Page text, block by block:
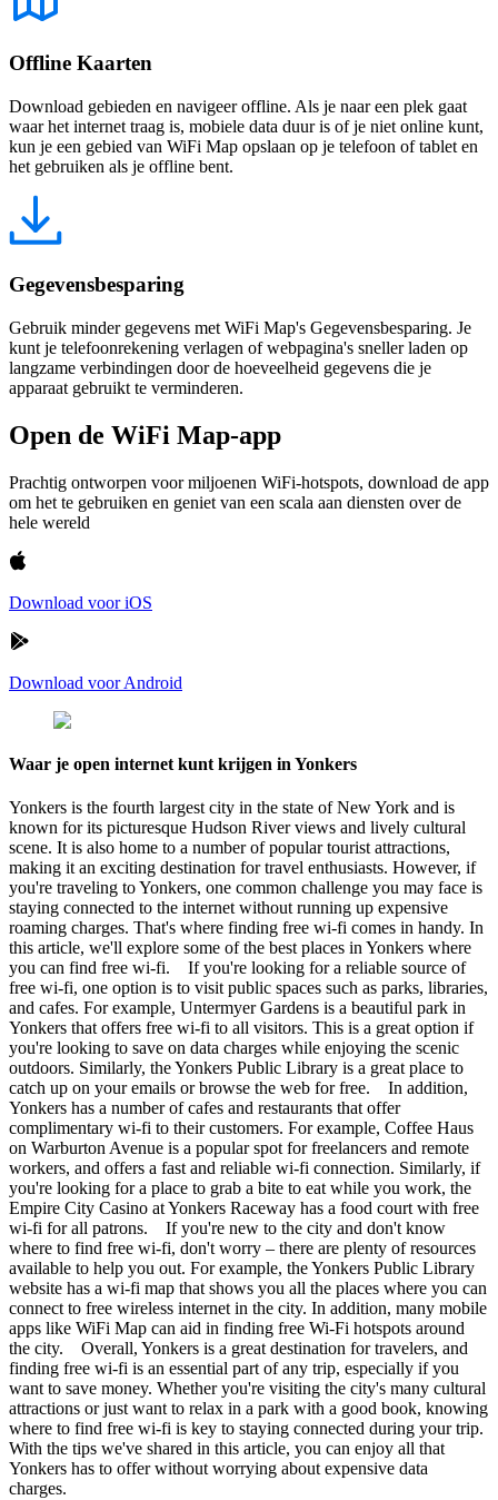
Offline Kaarten
Download gebieden en navigeer offline. Als je naar een plek gaat
waar het internet traag is, mobiele data duur is of je niet online kunt,
kun je een gebied van WiFi Map opslaan op je telefoon of tablet en
het gebruiken als je offline bent.
Gegevensbesparing
Gebruik minder gegevens met WiFi Map's Gegevensbesparing. Je
kunt je telefoonrekening verlagen of webpagina's sneller laden op
langzame verbindingen door de hoeveelheid gegevens die je
apparaat gebruikt te verminderen.
Open de WiFi Map-app
Prachtig ontworpen voor miljoenen WiFi-hotspots, download de app
om het te gebruiken en geniet van een scala aan diensten over de
hele wereld
Download voor iOS
Download voor Android
Waar je open internet kunt krijgen in Yonkers
Yonkers is the fourth largest city in the state of New York and is
known for its picturesque Hudson River views and lively cultural
scene. It is also home to a number of popular tourist attractions,
making it an exciting destination for travel enthusiasts. However, if
you're traveling to Yonkers, one common challenge you may face is
staying connected to the internet without running up expensive
roaming charges. That's where finding free wi-fi comes in handy. In
this article, we'll explore some of the best places in Yonkers where
you can find free wi-fi. If you're looking for a reliable source of
free wi-fi, one option is to visit public spaces such as parks, libraries,
and cafes. For example, Untermyer Gardens is a beautiful park in
Yonkers that offers free wi-fi to all visitors. This is a great option if
you're looking to save on data charges while enjoying the scenic
outdoors. Similarly, the Yonkers Public Library is a great place to
catch up on your emails or browse the web for free. In addition,
Yonkers has a number of cafes and restaurants that offer
complimentary wi-fi to their customers. For example, Coffee Haus
on Warburton Avenue is a popular spot for freelancers and remote
workers, and offers a fast and reliable wi-fi connection. Similarly, if
you're looking for a place to grab a bite to eat while you work, the
Empire City Casino at Yonkers Raceway has a food court with free
wi-fi for all patrons. If you're new to the city and don't know
where to find free wi-fi, don't worry – there are plenty of resources
available to help you out. For example, the Yonkers Public Library
website has a wi-fi map that shows you all the places where you can
connect to free wireless internet in the city. In addition, many mobile
apps like WiFi Map can aid in finding free Wi-Fi hotspots around
the city. Overall, Yonkers is a great destination for travelers, and
finding free wi-fi is an essential part of any trip, especially if you
want to save money. Whether you're visiting the city's many cultural
attractions or just want to relax in a park with a good book, knowing
where to find free wi-fi is key to staying connected during your trip.
With the tips we've shared in this article, you can enjoy all that
Yonkers has to offer without worrying about expensive data
charges.